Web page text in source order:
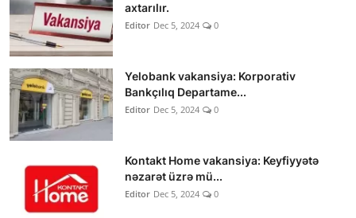
axtarılır.
Editor Dec 5, 2024 0
Yelobank vakansiya: Korporativ
Bankçılıq Departame...
Editor Dec 5, 2024 0
Kontakt Home vakansiya: Keyfiyyətə
nəzarət üzrə mü...
Editor Dec 5, 2024 0